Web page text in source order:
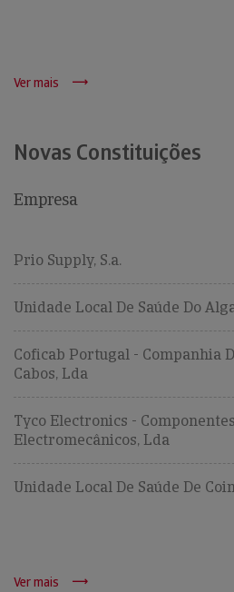
Ver mais
Novas Constituições
Empresa
Prio Supply, S.a.
Unidade Local De Saúde Do
Coficab Portugal - Companhia
Cabos, Lda
Tyco Electronics - Componentes
Electromecânicos, Lda
Unidade Local De Saúde De
Ver mais